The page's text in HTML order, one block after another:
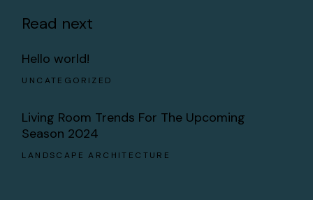
Read next
Hello world!
UNCATEGORIZED
Living Room Trends For The Upcoming
Season 2024
LANDSCAPE ARCHITECTURE